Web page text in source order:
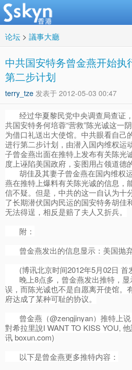
论坛 > 議事大廳
中共国安特务曾金燕开始执
第二步计划
terry_tze 发表于 2012-05-03 00:47
经过华夏黎民党中央调查局查证
共国安特务何培蓉“营救”陈光诚这一
为借口礼送出大使馆。中共眼看自己
进行第二步计划，由潜入国内维权
子曾金燕出面在推特上发布有关陈光
度上诬陷美国政府，妄图用占领道德
胡佳及其妻子曾金燕在国内维权
燕在推特上爆料有关陈光诚的信息，
信不疑。但是，中共的这一自认为十
了长期潜伏国内民运的国安特务胡佳
无法得逞，相反是赔了夫人又折兵。
附：
曾金燕发出的信息显示：美国抛
(博讯北京时间2012年5月02日 首
晚上8点多，曾金燕发出推特，显
误，而陈光诚也不是自愿离开使馆。
府达成了某种可耻的协议。
曾金燕（@zengjinyan）推特上说
對希拉里說I WANT TO KISS YOU,
讯 boxun.com)
以下是曾金燕更多推特内容：